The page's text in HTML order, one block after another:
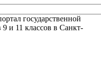
государственной
и 11 классов в Санкт-